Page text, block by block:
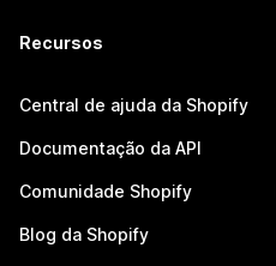
Recursos
Central de ajuda da Shopify
Documentação da API
Comunidade Shopify
Blog da Shopify